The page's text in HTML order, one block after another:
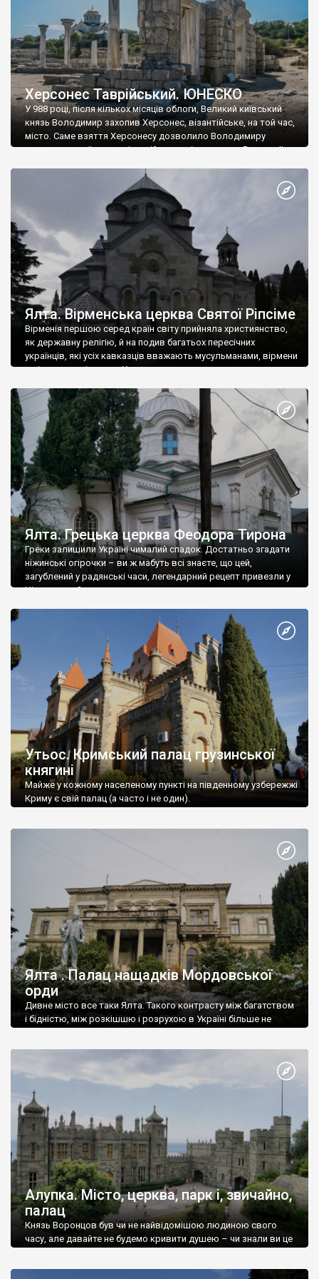
Херсонес Таврійський. ЮНЕСКО
У 988 році, після кількох місяців облоги, Великий київський
князь Володимир захопив Херсонес, візантійське, на той час,
місто. Саме взяття Херсонесу дозволило Володимиру
диктувати свої умови візантійському імператору Василю ІІ, та
Херсонесі Володимир-язичник, став Василем-християнином.
А потім було Хрещення Русі. На честь Херсонесу Таврійського
Ялта. Вірменська церква Святої Ріпсіме
Вірменія першою серед країн світу прийняла християнство,
як державну релігію, й на подив багатьох пересічних
українців, які усіх кавказців вважають мусульманами, вірмени
є відданими вірянами Христа
Ялта. Грецька церква Феодора Тирона
Греки залишили Україні чималий спадок. Достатньо згадати
ніжинські огірочки – ви ж мабуть всі знаєте, що цей,
загублений у радянські часи, легендарний рецепт привезли у
Ніжин греки?
Утьос. Кримський палац грузинської
княгині
Майже у кожному населеному пункті на південному узбережжі
Криму є свій палац (а часто і не один).
Ялта . Палац нащадків Мордовської
орди
Дивне місто все таки Ялта. Такого контрасту між багатством
і бідністю, між розкішшю і розрухою в Україні більше не
Алупка. Місто, церква, парк і, звичайно,
палац
Князь Воронцов був чи не найвідомішою людиною свого
часу, але давайте не будемо кривити душею – чи знали ви це